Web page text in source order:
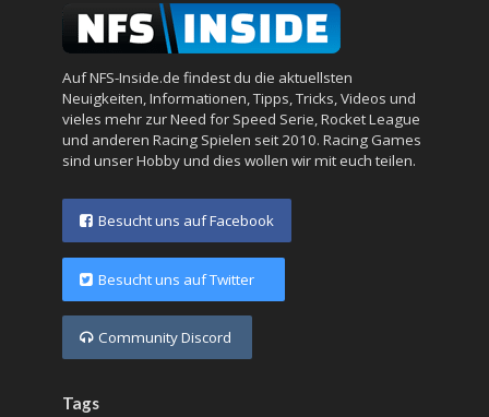
Auf NFS-Inside.de findest du die aktuellsten
Neuigkeiten, Informationen, Tipps, Tricks, Videos und
vieles mehr zur Need for Speed Serie, Rocket League
und anderen Racing Spielen seit 2010. Racing Games
sind unser Hobby und dies wollen wir mit euch teilen.
Besucht uns auf Facebook
Besucht uns auf Twitter
Community Discord
Tags